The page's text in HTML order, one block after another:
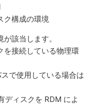
構成の環境
該当します。
接続している物理環
使用している場合は
ィスクを RDM によ